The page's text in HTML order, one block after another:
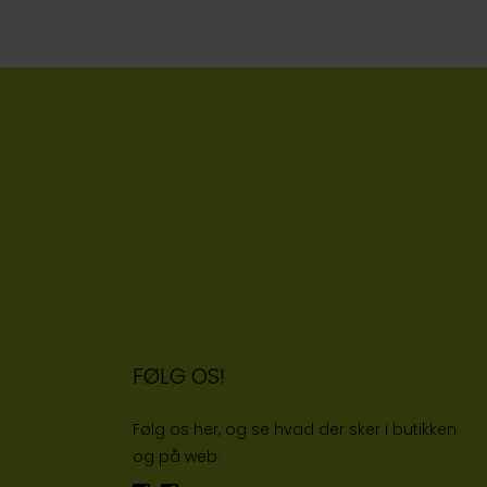
FØLG OS!
Følg os her, og se hvad der sker i butikken
og på web: